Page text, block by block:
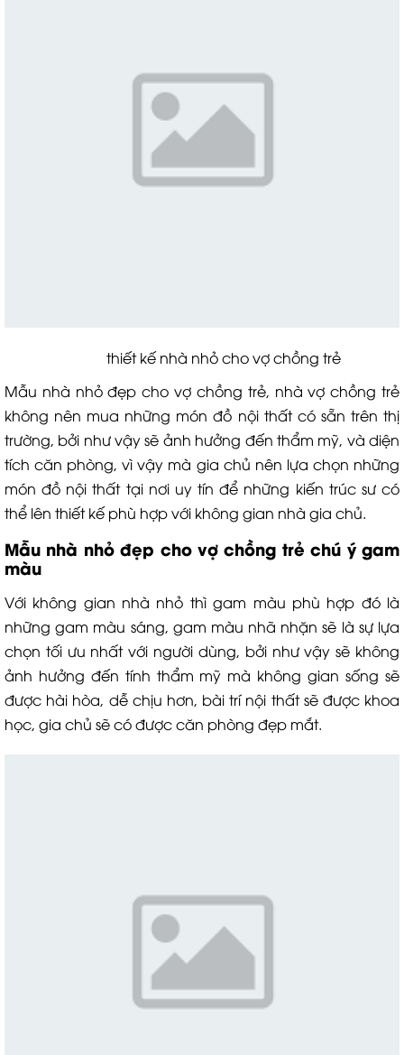
thiết kế nhà nhỏ cho vợ chồng trẻ
Mẫu nhà nhỏ đẹp cho vợ chồng trẻ, nhà vợ chồng trẻ
không nên mua những món đồ nội thất có sẵn trên thị
trường, bởi như vậy sẽ ảnh hưởng đến thẩm mỹ, và diện
tích căn phòng, vì vậy mà gia chủ nên lựa chọn những
món đồ nội thất tại nơi uy tín để những kiến trúc sư có
thể lên thiết kế phù hợp với không gian nhà gia chủ.
Mẫu nhà nhỏ đẹp cho vợ chồng trẻ chú ý gam
màu
Với không gian nhà nhỏ thì gam màu phù hợp đó là
những gam màu sáng, gam màu nhã nhặn sẽ là sự lựa
chọn tối ưu nhất với người dùng, bởi như vậy sẽ không
ảnh hưởng đến tính thẩm mỹ mà không gian sống sẽ
được hài hòa, dễ chịu hơn, bài trí nội thất sẽ được khoa
học, gia chủ sẽ có được căn phòng đẹp mắt.